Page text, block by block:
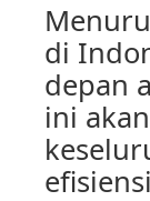
di
depan
ini